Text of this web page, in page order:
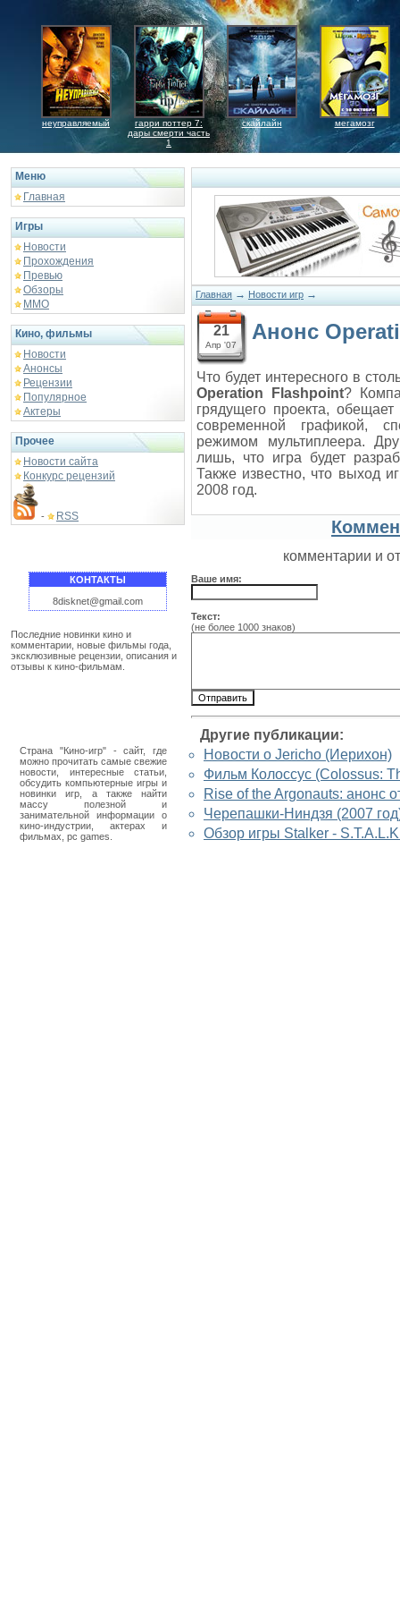
неуправляемый
гарри поттер 7:
дары смерти часть
1
скайлайн мегамозг
Меню
Главная
Игры
Новости
Прохождения
Превью
Обзоры
ММО
Кино, фильмы
Новости
Анонсы
Рецензии
Популярное
Актеры
Прочее
Новости сайта
Конкурс рецензий
- RSS
КОНТАКТЫ
8disknet@gmail.com
Последние новинки кино и
комментарии, новые фильмы года,
эксклюзивные рецензии, описания и
отзывы к кино-фильмам.
Страна "Кино-игр" - сайт, где
можно прочитать самые свежие
новости, интересные статьи,
обсудить компьютерные игры и
новинки игр, а также найти
массу полезной и
занимательной информации о
кино-индустрии, актерах и
фильмах, pc games.
Главная → Новости игр →
21
Апр '07
Анонс
Что будет интересного в
Operation Flashpoint?
грядущего проекта,
современной графикой,
режимом мультиплеера.
лишь, что игра будет
Также известно, что выход
2008 год.
комментарии и
Ваше имя:
Текст:
(не более 1000 знаков)
Другие публикации:
Новости о Jericho (Иерихон)
Фильм Колоссус (Colossus:
Rise of the Argonauts: анонс
Черепашки-Ниндзя (2007
Обзор игры Stalker -